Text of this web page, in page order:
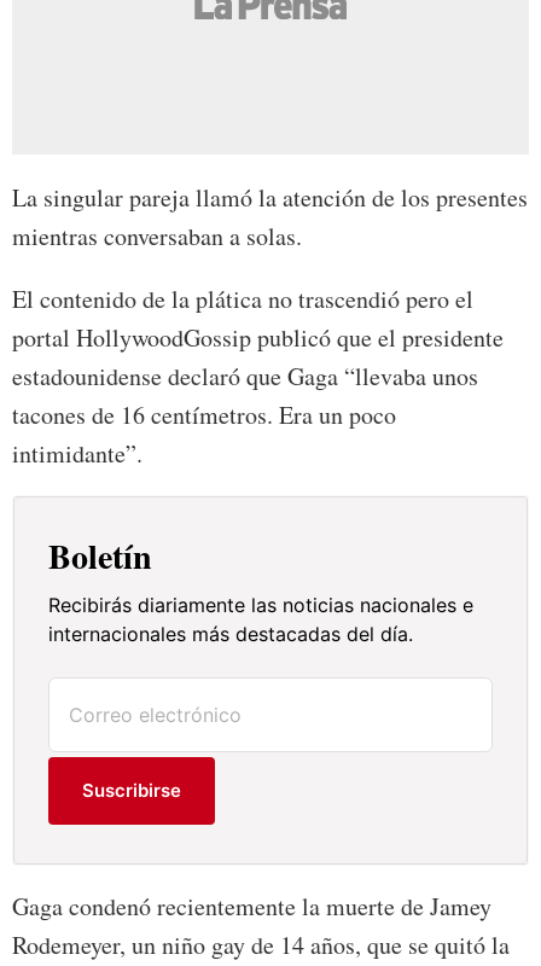
La singular pareja llamó la atención de los presentes
mientras conversaban a solas.
El contenido de la plática no trascendió pero el
portal HollywoodGossip publicó que el presidente
estadounidense declaró que Gaga “llevaba unos
tacones de 16 centímetros. Era un poco
intimidante”.
Boletín
Recibirás diariamente las noticias nacionales e
internacionales más destacadas del día.
Suscribirse
Gaga condenó recientemente la muerte de Jamey
Rodemeyer, un niño gay de 14 años, que se quitó la